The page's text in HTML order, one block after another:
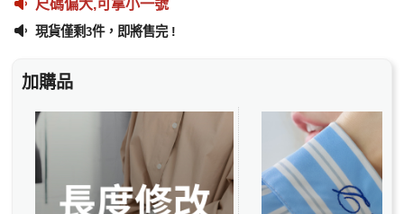
尺碼偏大,可拿小一號
現貨僅剩3件，即將售完 !
加購品